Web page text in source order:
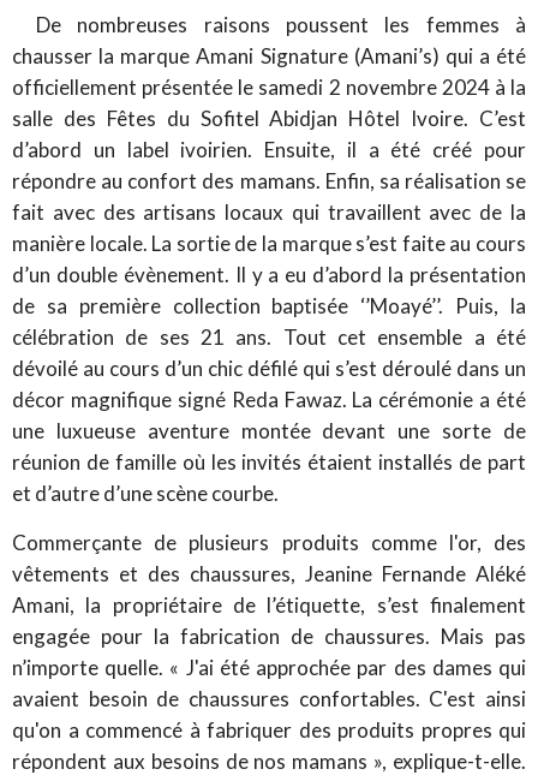
De nombreuses raisons poussent les femmes à
chausser la marque Amani Signature (Amani’s) qui a été
officiellement présentée le samedi 2 novembre 2024 à la
salle des Fêtes du Sofitel Abidjan Hôtel Ivoire. C’est
d’abord un label ivoirien. Ensuite, il a été créé pour
répondre au confort des mamans. Enfin, sa réalisation se
fait avec des artisans locaux qui travaillent avec de la
manière locale. La sortie de la marque s’est faite au cours
d’un double évènement. Il y a eu d’abord la présentation
de sa première collection baptisée ‘’Moayé’’. Puis, la
célébration de ses 21 ans. Tout cet ensemble a été
dévoilé au cours d’un chic défilé qui s’est déroulé dans un
décor magnifique signé Reda Fawaz. La cérémonie a été
une luxueuse aventure montée devant une sorte de
réunion de famille où les invités étaient installés de part
et d’autre d’une scène courbe.
Commerçante de plusieurs produits comme l'or, des
vêtements et des chaussures, Jeanine Fernande Aléké
Amani, la propriétaire de l’étiquette, s’est finalement
engagée pour la fabrication de chaussures. Mais pas
n’importe quelle. « J'ai été approchée par des dames qui
avaient besoin de chaussures confortables. C'est ainsi
qu'on a commencé à fabriquer des produits propres qui
répondent aux besoins de nos mamans », explique-t-elle.